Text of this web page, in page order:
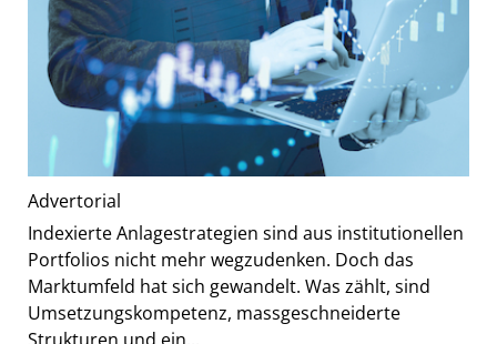
Advertorial
Indexierte Anlagestrategien sind aus institutionellen
Portfolios nicht mehr wegzudenken. Doch das
Marktumfeld hat sich gewandelt. Was zählt, sind
Umsetzungskompetenz, massgeschneiderte